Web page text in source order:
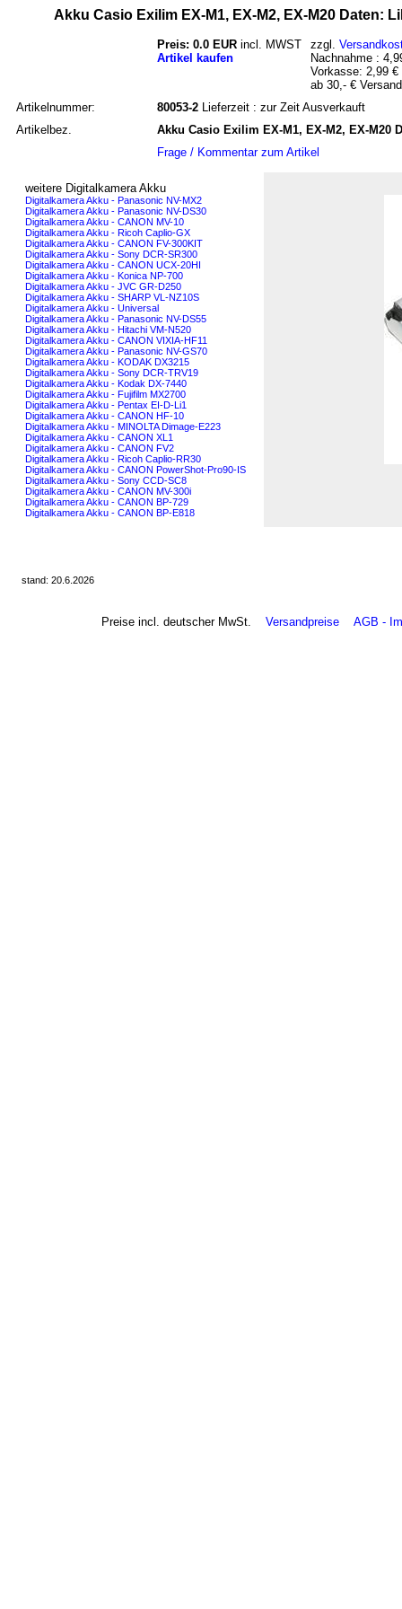
Akku Casio Exilim EX-M1, EX-M2, EX-M20 Daten:
Preis: 0.0 EUR incl. MWST
Artikel kaufen
zzgl.
Nachnahme :
Vorkasse: 2,99 €
ab 30,- €
Artikelnummer:
80053-2 Lieferzeit : zur Zeit Ausverkauft
Artikelbez.
Akku Casio Exilim EX-M1, EX-M2, EX-M20
Frage / Kommentar zum Artikel
weitere Digitalkamera Akku
Digitalkamera Akku - Panasonic NV-MX2
Digitalkamera Akku - Panasonic NV-DS30
Digitalkamera Akku - CANON MV-10
Digitalkamera Akku - Ricoh Caplio-GX
Digitalkamera Akku - CANON FV-300KIT
Digitalkamera Akku - Sony DCR-SR300
Digitalkamera Akku - CANON UCX-20HI
Digitalkamera Akku - Konica NP-700
Digitalkamera Akku - JVC GR-D250
Digitalkamera Akku - SHARP VL-NZ10S
Digitalkamera Akku - Universal
Digitalkamera Akku - Panasonic NV-DS55
Digitalkamera Akku - Hitachi VM-N520
Digitalkamera Akku - CANON VIXIA-HF11
Digitalkamera Akku - Panasonic NV-GS70
Digitalkamera Akku - KODAK DX3215
Digitalkamera Akku - Sony DCR-TRV19
Digitalkamera Akku - Kodak DX-7440
Digitalkamera Akku - Fujifilm MX2700
Digitalkamera Akku - Pentax EI-D-Li1
Digitalkamera Akku - CANON HF-10
Digitalkamera Akku - MINOLTA Dimage-E223
Digitalkamera Akku - CANON XL1
Digitalkamera Akku - CANON FV2
Digitalkamera Akku - Ricoh Caplio-RR30
Digitalkamera Akku - CANON PowerShot-Pro90-IS
Digitalkamera Akku - Sony CCD-SC8
Digitalkamera Akku - CANON MV-300i
Digitalkamera Akku - CANON BP-729
Digitalkamera Akku - CANON BP-E818
stand: 20.6.2026
Preise incl. deutscher MwSt. Versandpreise AGB -